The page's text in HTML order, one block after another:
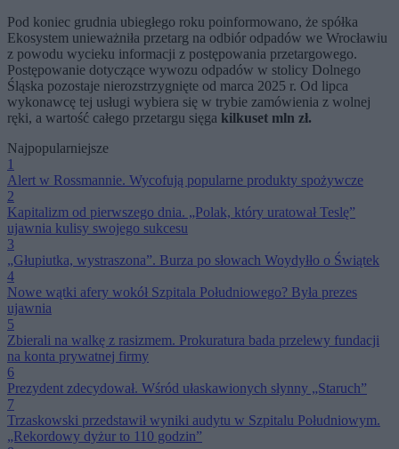
Pod koniec grudnia ubiegłego roku poinformowano, że spółka
Ekosystem unieważniła przetarg na odbiór odpadów we Wrocławiu
z powodu wycieku informacji z postępowania przetargowego.
Postępowanie dotyczące wywozu odpadów w stolicy Dolnego
Śląska pozostaje nierozstrzygnięte od marca 2025 r. Od lipca
wykonawcę tej usługi wybiera się w trybie zamówienia z wolnej
ręki, a wartość całego przetargu sięga kilkuset mln zł.
Najpopularniejsze
1
Alert w Rossmannie. Wycofują popularne produkty spożywcze
2
Kapitalizm od pierwszego dnia. „Polak, który uratował Teslę”
ujawnia kulisy swojego sukcesu
3
„Głupiutka, wystraszona”. Burza po słowach Woydyłło o Świątek
4
Nowe wątki afery wokół Szpitala Południowego? Była prezes
ujawnia
5
Zbierali na walkę z rasizmem. Prokuratura bada przelewy fundacji
na konta prywatnej firmy
6
Prezydent zdecydował. Wśród ułaskawionych słynny „Staruch”
7
Trzaskowski przedstawił wyniki audytu w Szpitalu Południowym.
„Rekordowy dyżur to 110 godzin”